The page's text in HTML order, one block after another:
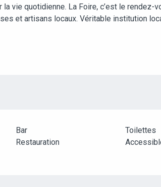
vie quotidienne. La Foire, c’est le rendez-
et artisans locaux. Véritable institution
Bar
Toilettes
Restauration